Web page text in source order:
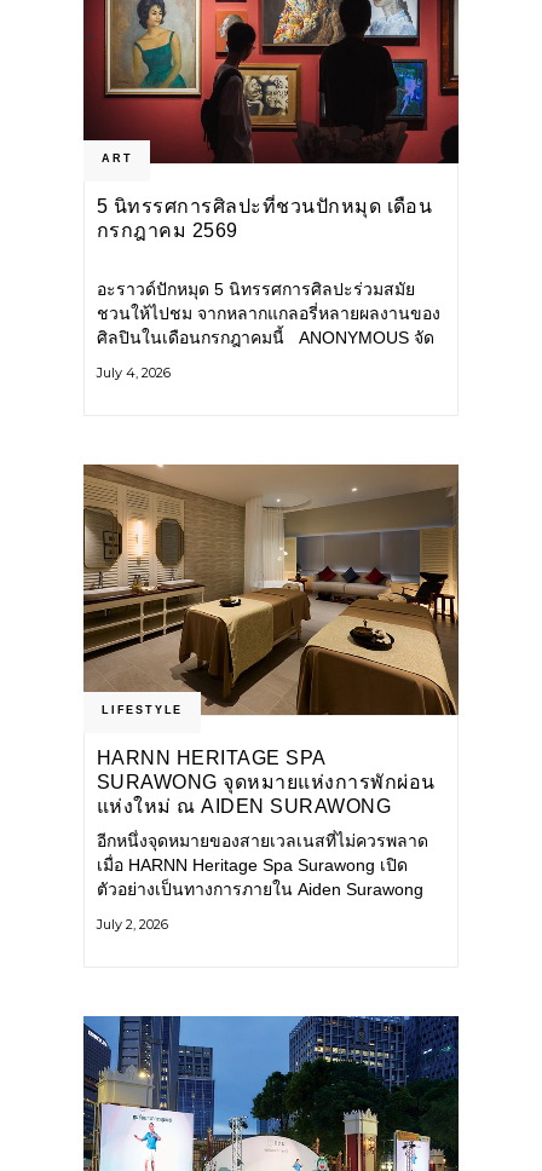
ART
5 นิทรรศการศิลปะที่ชวนปักหมุด เดือน
กรกฎาคม 2569
อะราวด์ปักหมุด 5 นิทรรศการศิลปะร่วมสมัย
ชวนให้ไปชม จากหลากแกลอรี่หลายผลงานของ
ศิลปินในเดือนกรกฎาคมนี้ ANONYMOUS จัด
กลุ่ม Anonymous โดยมี นิ่ม
July 4, 2026
LIFESTYLE
HARNN HERITAGE SPA
SURAWONG จุดหมายแห่งการพักผ่อน
แห่งใหม่ ณ AIDEN SURAWONG
BANGKOK
อีกหนึ่งจุดหมายของสายเวลเนสที่ไม่ควรพลาด
เมื่อ HARNN Heritage Spa Surawong เปิด
ตัวอย่างเป็นทางการภายใน Aiden Surawong
ของเมืองใหญ่ มาสัมผัสประสบการณ์การพักผ่อน
July 2, 2026